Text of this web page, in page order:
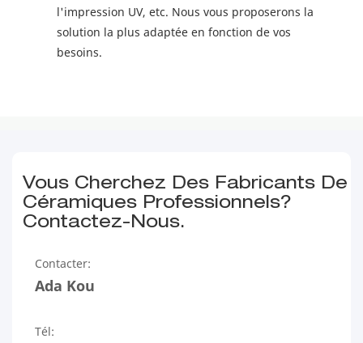
l'impression UV, etc. Nous vous proposerons la
solution la plus adaptée en fonction de vos
besoins.
Vous Cherchez Des Fabricants De
Céramiques Professionnels?
Contactez-Nous.
Contacter:
Ada Kou
Tél: